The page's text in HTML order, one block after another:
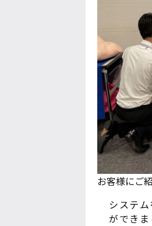
お客様にご
システ
ができま